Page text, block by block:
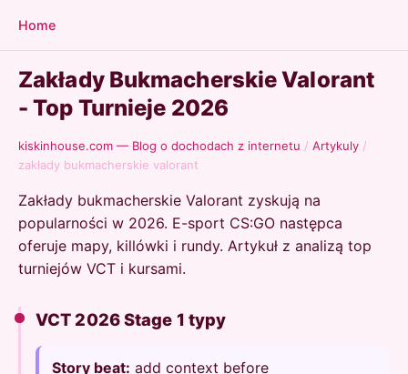
Home
Zakłady Bukmacherskie Valorant
- Top Turnieje 2026
kiskinhouse.com — Blog o dochodach z internetu / Artykuly /
zakłady bukmacherskie valorant
Zakłady bukmacherskie Valorant zyskują na
popularności w 2026. E-sport CS:GO następca
oferuje mapy, killówki i rundy. Artykuł z analizą top
turniejów VCT i kursami.
VCT 2026 Stage 1 typy
Story beat: add context before